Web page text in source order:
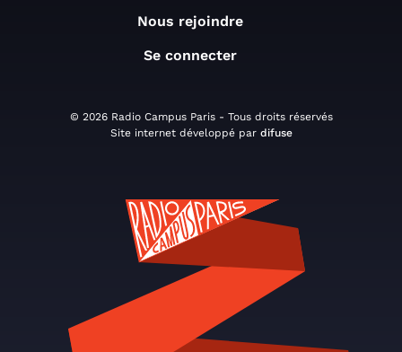
Nous rejoindre
Se connecter
© 2026 Radio Campus Paris - Tous droits réservés
Site internet développé par difuse